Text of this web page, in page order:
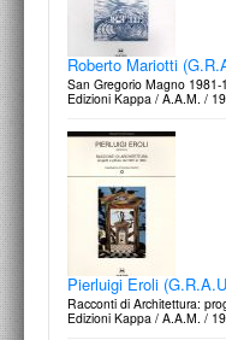
Edizioni Centro Di / 1979
G.R.A.U.
isti mirant stella. Architetture
Edizioni Kappa / A.A.M. /
Disegni inediti di Le
35 rue de Sèvre
Magma Editrice / 1978
Roberto Mariotti
San Gregorio Magno
Edizioni Kappa / A.A.M. /
Pierluigi Eroli
Racconti di Architettura:
Edizioni Kappa / A.A.M. /